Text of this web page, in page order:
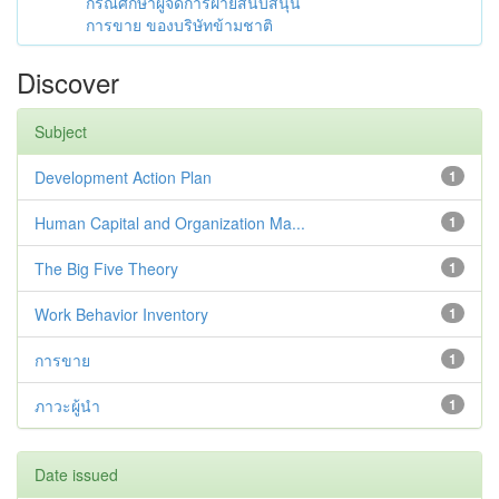
การขาย ของบริษัทข้ามชาติ
Discover
Subject
1
Development Action Plan
1
Human Capital and Organization Ma...
1
The Big Five Theory
1
Work Behavior Inventory
1
การขาย
1
ภาวะผู้นำ
Date issued